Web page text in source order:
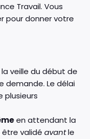
Travail. Vous
pour donner votre
veille du début de
demande. Le délai
en attendant la
être validé avantle